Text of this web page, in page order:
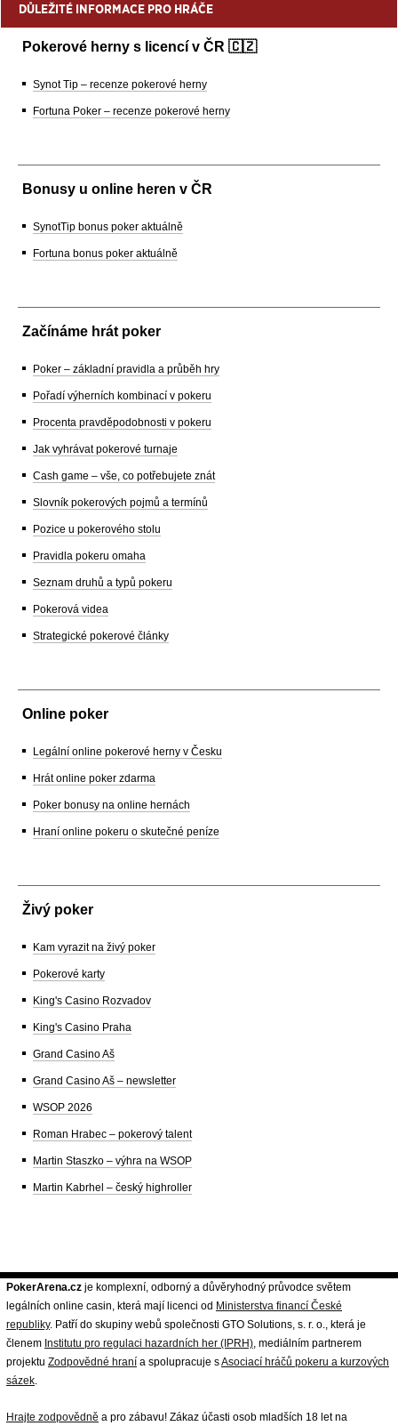
DŮLEŽITÉ INFORMACE PRO HRÁČE
Pokerové herny s licencí v ČR 🇨🇿
Synot Tip – recenze pokerové herny
Fortuna Poker – recenze pokerové herny
Bonusy u online heren v ČR
SynotTip bonus poker aktuálně
Fortuna bonus poker aktuálně
Začínáme hrát poker
Poker – základní pravidla a průběh hry
Pořadí výherních kombinací v pokeru
Procenta pravděpodobnosti v pokeru
Jak vyhrávat pokerové turnaje
Cash game – vše, co potřebujete znát
Slovník pokerových pojmů a termínů
Pozice u pokerového stolu
Pravidla pokeru omaha
Seznam druhů a typů pokeru
Pokerová videa
Strategické pokerové články
Online poker
Legální online pokerové herny v Česku
Hrát online poker zdarma
Poker bonusy na online hernách
Hraní online pokeru o skutečné peníze
Živý poker
Kam vyrazit na živý poker
Pokerové karty
King's Casino Rozvadov
King's Casino Praha
Grand Casino Aš
Grand Casino Aš – newsletter
WSOP 2026
Roman Hrabec – pokerový talent
Martin Staszko – výhra na WSOP
Martin Kabrhel – český highroller
PokerArena.cz je komplexní, odborný a důvěryhodný průvodce světem
legálních online casin, která mají licenci od Ministerstva financí České
republiky. Patří do skupiny webů společnosti GTO Solutions, s. r. o., která je
členem Institutu pro regulaci hazardních her (IPRH), mediálním partnerem
projektu Zodpovědné hraní a spolupracuje sAsociací hráčů pokeru a kurzových
sázek.
Hrajte zodpovědně a pro zábavu! Zákaz účasti osob mladších 18 let na